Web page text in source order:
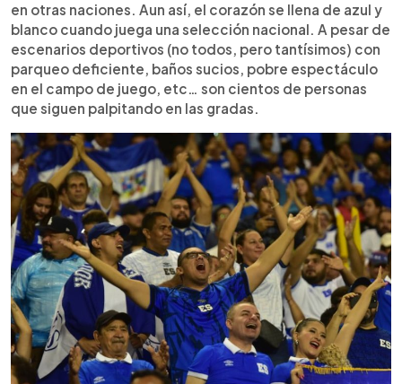
en otras naciones. Aun así, el corazón se llena de azul y
blanco cuando juega una selección nacional. A pesar de
escenarios deportivos (no todos, pero tantísimos) con
parqueo deficiente, baños sucios, pobre espectáculo
en el campo de juego, etc… son cientos de personas
que siguen palpitando en las gradas.